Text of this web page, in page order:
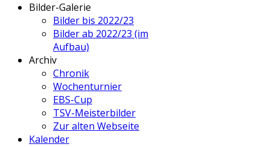
Bilder-Galerie
Bilder bis 2022/23
Bilder ab 2022/23 (im
Aufbau)
Archiv
Chronik
Wochenturnier
EBS-Cup
TSV-Meisterbilder
Zur alten Webseite
Kalender